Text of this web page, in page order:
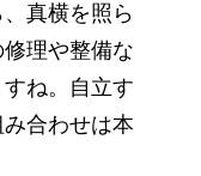
真横を照ら
理や整備な
ね。自立す
合わせは本